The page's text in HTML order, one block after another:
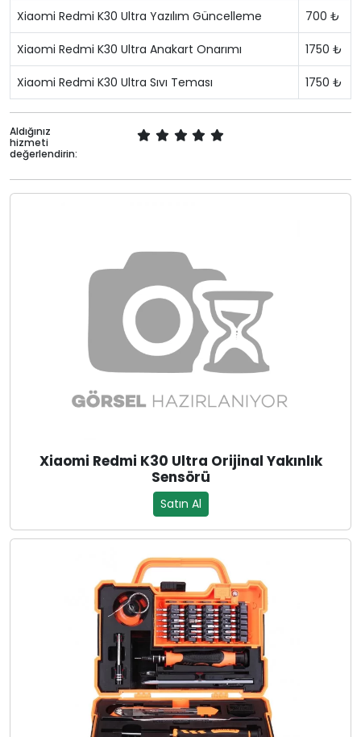
Xiaomi Redmi K30 Ultra Yazılım Güncelleme 700 ₺
Xiaomi Redmi K30 Ultra Anakart Onarımı 1750 ₺
Xiaomi Redmi K30 Ultra Sıvı Teması 1750 ₺
Aldığınız
hizmeti
değerlendirin:
Xiaomi Redmi K30 Ultra Orijinal Yakınlık
Sensörü
Satın Al